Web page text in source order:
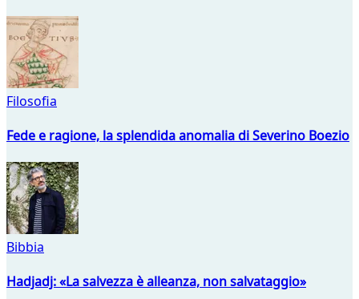
Filosofia
Fede e ragione, la splendida anomalia di Severino Boezio
Bibbia
Hadjadj: «La salvezza è alleanza, non salvataggio»